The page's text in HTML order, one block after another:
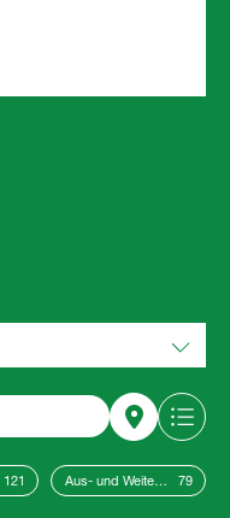
Aus- und Weiterbildungen